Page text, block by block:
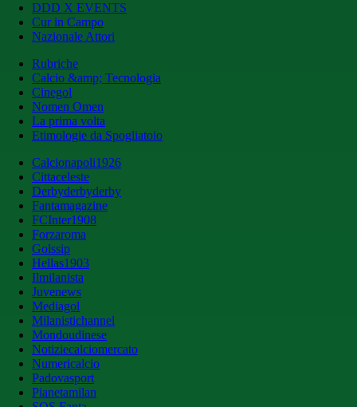
DDD X EVENTS
Cur in Campo
Nazionale Attori
Rubriche
Calcio &amp; Tecnologia
Cinegol
Nomen Omen
La prima volta
Etimologie da Spogliatoio
Calcionapoli1926
Cittaceleste
Derbyderbyderby
Fantamagazine
FCInter1908
Forzaroma
Golssip
Hellas1903
Ilmilanista
Juvenews
Mediagol
Milanistichannel
Mondoudinese
Notiziecalciomercato
Numericalcio
Padovasport
Pianetamilan